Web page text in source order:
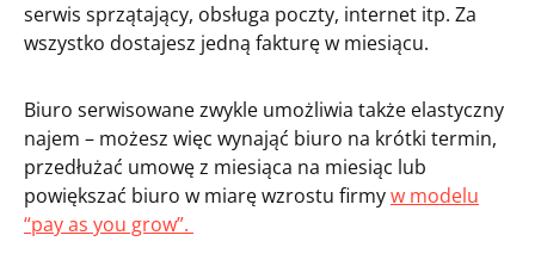
serwis sprzątający, obsługa poczty, internet itp. Za
wszystko dostajesz jedną fakturę w miesiącu.
Biuro serwisowane zwykle umożliwia także elastyczny
najem – możesz więc wynająć biuro na krótki termin,
przedłużać umowę z miesiąca na miesiąc lub
powiększać biuro w miarę wzrostu firmyw modelu
“pay as you grow”.